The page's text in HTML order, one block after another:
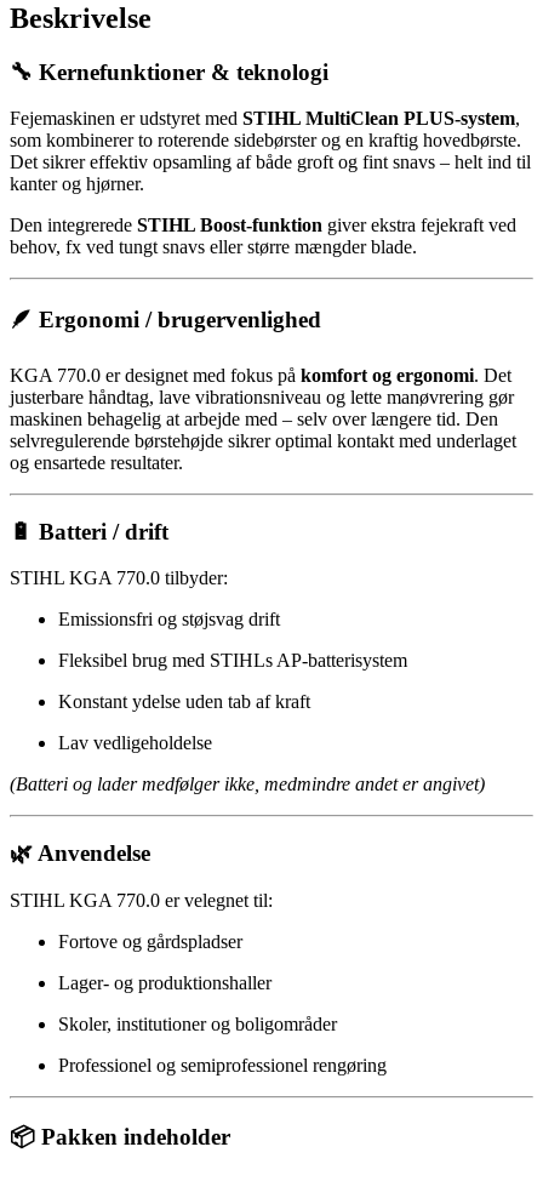
Beskrivelse
🔧 Kernefunktioner & teknologi
Fejemaskinen er udstyret med STIHL MultiClean PLUS-system,
som kombinerer to roterende sidebørster og en kraftig hovedbørste.
Det sikrer effektiv opsamling af både groft og fint snavs – helt ind til
kanter og hjørner.
Den integrerede STIHL Boost-funktion giver ekstra fejekraft ved
behov, fx ved tungt snavs eller større mængder blade.
🪶 Ergonomi / brugervenlighed
KGA 770.0 er designet med fokus på komfort og ergonomi. Det
justerbare håndtag, lave vibrationsniveau og lette manøvrering gør
maskinen behagelig at arbejde med – selv over længere tid. Den
selvregulerende børstehøjde sikrer optimal kontakt med underlaget
og ensartede resultater.
🔋 Batteri / drift
STIHL KGA 770.0 tilbyder:
Emissionsfri og støjsvag drift
Fleksibel brug med STIHLs AP-batterisystem
Konstant ydelse uden tab af kraft
Lav vedligeholdelse
(Batteri og lader medfølger ikke, medmindre andet er angivet)
🌿 Anvendelse
STIHL KGA 770.0 er velegnet til:
Fortove og gårdspladser
Lager- og produktionshaller
Skoler, institutioner og boligområder
Professionel og semiprofessionel rengøring
📦 Pakken indeholder